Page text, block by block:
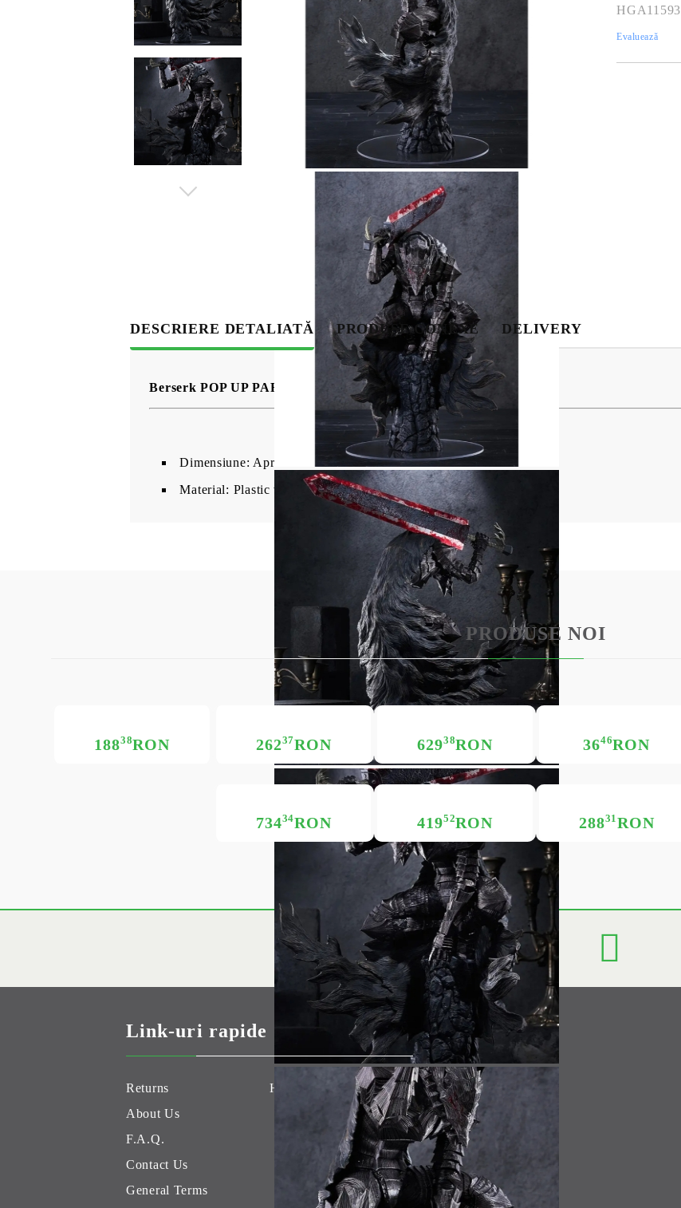
Contul meu
Contul meu Creează cont
USD EUR
BG RO
Share Tweet
HGA11593
Evaluează
DESCRIERE DETALIATĂ PRODUSE CONEXE DELIVERY
Berserk POP UP PARADE Figura - Guts (Berserker Armor) XL Size
Dimensiune: Aproximativ 38 cm
Material: Plastic vopsit (PVC/ABS)
PRODUSE NOI
18838RON 26237RON 62938RON 3646RON
73434RON 41952RON 28831RON
Link-uri rapide
Returns
About Us
F.A.Q.
Contact Us
General Terms
Hobby Games Club